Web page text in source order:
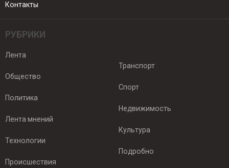
Контакты
РУБРИКИ
Лента
Общество
Политика
Лента мнений
Технологии
Происшествия
Транспорт
Спорт
Недвижимость
Культура
Подробно